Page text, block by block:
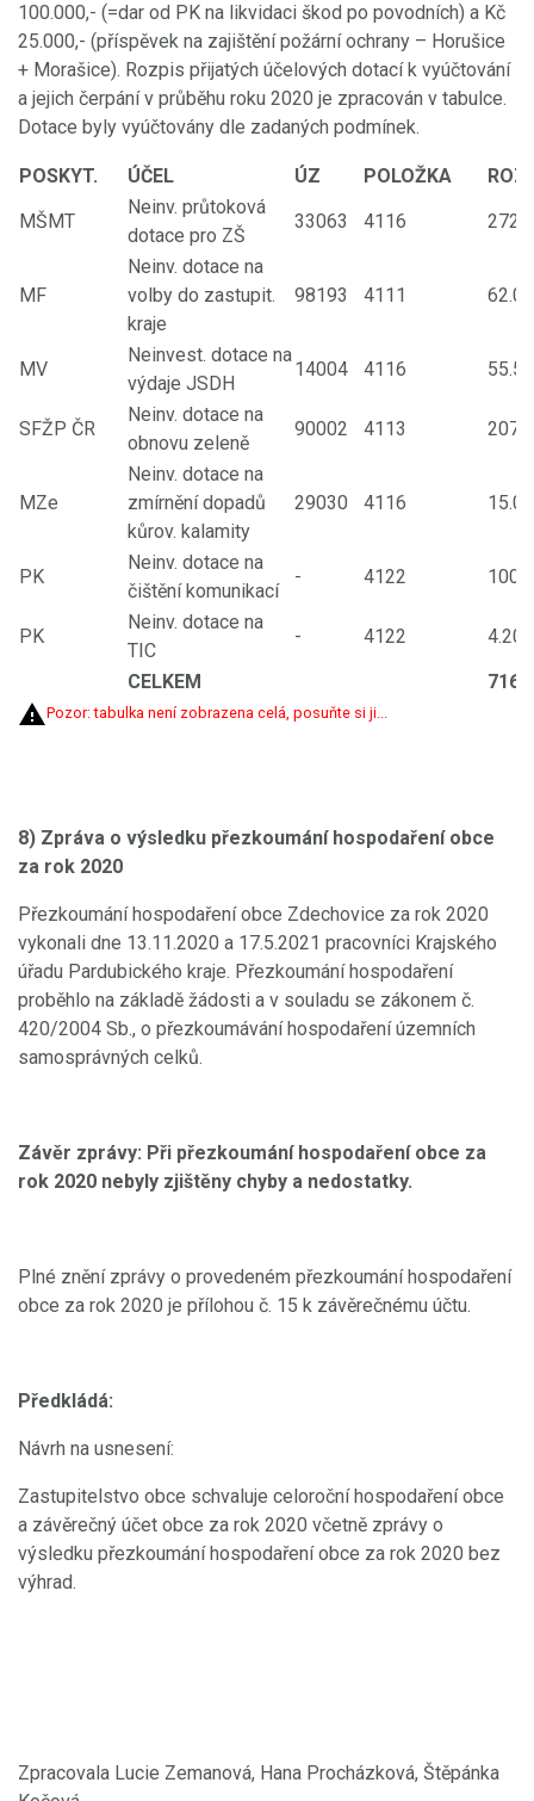
100.000,- (=dar od PK na likvidaci škod po povodních) a Kč
25.000,- (příspěvek na zajištění požární ochrany – Horušice
+ Morašice). Rozpis přijatých účelových dotací k vyúčtování
a jejich čerpání v průběhu roku 2020 je zpracován v tabulce.
Dotace byly vyúčtovány dle zadaných podmínek.
POSKYT. ÚČEL ÚZ POLOŽKA
MŠMT
Neinv. průtoková
dotace pro ZŠ
33063 4116
MF
Neinv. dotace na
volby do zastupit.
kraje
98193 4111
MV
Neinvest. dotace na
výdaje JSDH
14004 4116
SFŽP ČR
Neinv. dotace na
obnovu zeleně
90002 4113
MZe
Neinv. dotace na
zmírnění dopadů
kůrov. kalamity
29030 4116
PK
Neinv. dotace na
čištění komunikací
- 4122
PK
Neinv. dotace na
TIC
- 4122
CELKEM
Pozor: tabulka není zobrazena celá, posuňte si ji...
8) Zpráva o výsledku přezkoumání hospodaření obce
za rok 2020
Přezkoumání hospodaření obce Zdechovice za rok 2020
vykonali dne 13.11.2020 a 17.5.2021 pracovníci Krajského
úřadu Pardubického kraje. Přezkoumání hospodaření
proběhlo na základě žádosti a v souladu se zákonem č.
420/2004 Sb., o přezkoumávání hospodaření územních
samosprávných celků.
Závěr zprávy: Při přezkoumání hospodaření obce za
rok 2020 nebyly zjištěny chyby a nedostatky.
Plné znění zprávy o provedeném přezkoumání hospodaření
obce za rok 2020 je přílohou č. 15 k závěrečnému účtu.
Předkládá:
Návrh na usnesení:
Zastupitelstvo obce schvaluje celoroční hospodaření obce
a závěrečný účet obce za rok 2020 včetně zprávy o
výsledku přezkoumání hospodaření obce za rok 2020 bez
výhrad.
Zpracovala Lucie Zemanová, Hana Procházková, Štěpánka